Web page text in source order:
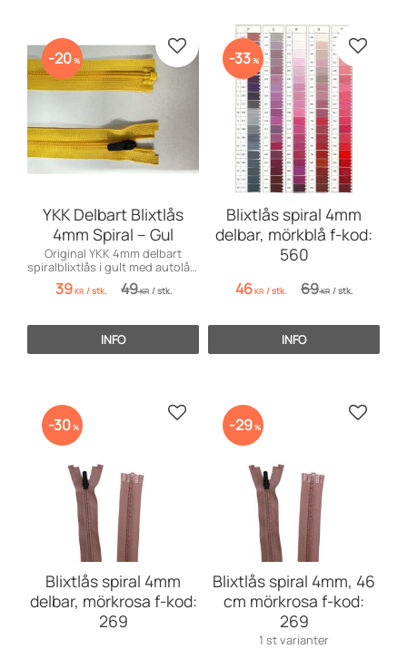
YKK Delbart Blixtlås
4mm Spiral – Gul
Original YKK 4mm delbart
spiralblixtlås i gult med autolås.
Mjukt & flexibelt för kläder.
39KR /stk. 49KR /stk.
20% Gem som favorit
INFO
Blixtlås spiral 4mm
delbar, mörkblå f-kod:
560
46KR /stk. 69KR /stk.
33% Gem
INFO
Blixtlås spiral 4mm
delbar, mörkrosa f-kod:
269
30% Gem som favorit
Blixtlås spiral 4mm, 46
cm mörkrosa f-kod:
269
1 st varianter
29% Gem